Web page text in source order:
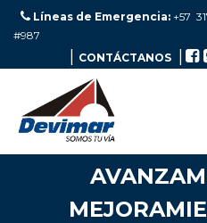
Líneas de Emergencia: +57
#987
CONTÁCTANOS